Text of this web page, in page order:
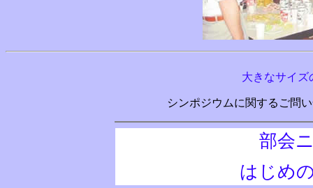
大きなサイズ
シンポジウムに関するご問
部会
はじめ